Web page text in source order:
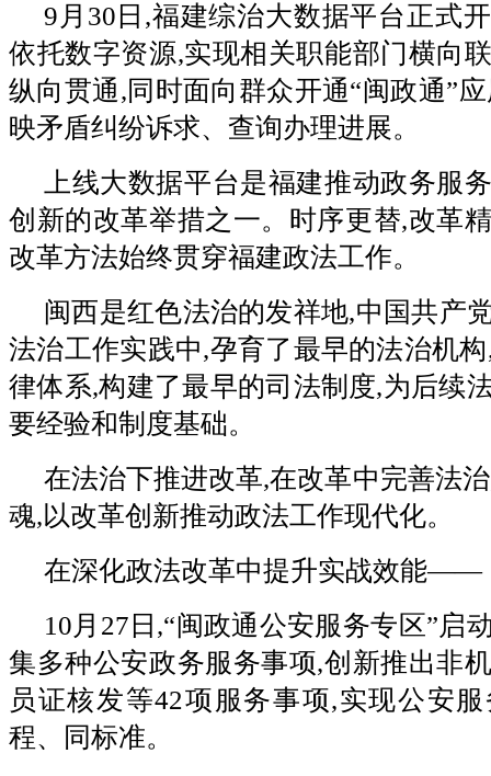
9月30日,福建综治大数据平台正式
依托数字资源,实现相关职能部门横向
纵向贯通,同时面向群众开通“闽政通”
映矛盾纠纷诉求、查询办理进展。
上线大数据平台是福建推动政务服
创新的改革举措之一。时序更替,改革
改革方法始终贯穿福建政法工作。
闽西是红色法治的发祥地,中国共产
法治工作实践中,孕育了最早的法治机
律体系,构建了最早的司法制度,为后续
要经验和制度基础。
在法治下推进改革,在改革中完善法
魂,以改革创新推动政法工作现代化。
在深化政法改革中提升实战效能——
10月27日,“闽政通公安服务专区”启
集多种公安政务服务事项,创新推出非
员证核发等42项服务事项,实现公安
程、同标准。